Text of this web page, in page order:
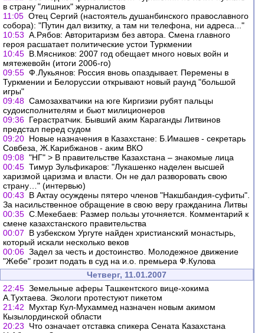
в страну "лишних" журналистов
11:05 Отец Сергий (настоятель душанбинского православного
собора): "Путин дал визитку, а там ни телефона, ни адреса..."
10:53 А.Рябов: Авторитаризм без автора. Смена главного
героя расшатает политические устои Туркмении
10:45 В.Мясников: 2007 год обещает много новых войн и
мятежевойн (итоги 2006-го)
09:55 Ф.Лукьянов: Россия вновь опаздывает. Перемены в
Туркмении и Белоруссии открывают новый раунд "большой
игры"
09:48 Самозахватчики на юге Киргизии рубят пальцы
судоисполнителям и бьют милиционеров
09:36 Герастратчик. Бывший аким Караганды Литвинов
предстал перед судом
09:20 Новые назначения в Казахстане: Б.Имашев - секретарь
Совбеза, Ж.Карибжанов - аким ВКО
09:08 "НГ" > В правительстве Казахстана – знакомые лица
00:45 Тимур Зульфикаров: "Лукашенко наделен высшей
харизмой царизма и власти. Он не дал разворовать свою
страну…" (интервью)
00:43
В Актау осуждены пятеро членов "Накшбандия-суфиты".
За насильственное обращение в свою веру гражданина Литвы
00:35 С.Мекебаев: Размер пользы уточняется. Комментарий к
смене казахстанского правительства
00:07
В узбекском Ургуте найден христианский монастырь,
который искали несколько веков
00:06 Задел за честь и достоинство. Молодежное движение
"Жебе" грозит подать в суд на и.о. премьера Ф.Кулова
Четверг, 11.01.2007
22:45 Земельные аферы Ташкентского вице-хокима
А.Тухтаева. Экологи протестуют пикетом
21:42
Мухтар Кул-Мухаммед назначен новым акимом
Кызылординской области
20:23
Что означает отставка спикера Сената Казахстана